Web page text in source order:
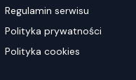
Regulamin serwisu
Polityka prywatności
Polityka cookies